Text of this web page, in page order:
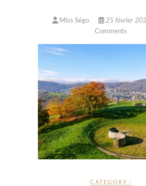
Miss Ségo 25 février
Comments
CATEGORY :